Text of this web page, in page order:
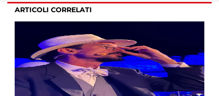
ARTICOLI CORRELATI